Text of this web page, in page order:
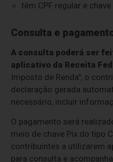
têm CPF regular e chave
Consulta e
A consulta poderá ser
aplicativo da Receita
Imposto de Renda", o
declaração gerada
necessário, incluir
O pagamento será
meio de chave Pix do tipo
contribuintes a utilizarem
para consulta e